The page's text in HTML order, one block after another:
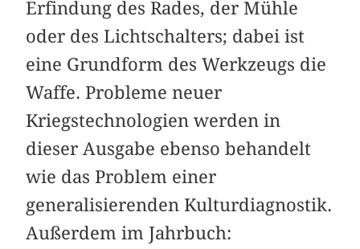
Erfindung des Rades, der Mühle
oder des Lichtschalters; dabei ist
eine Grundform des Werkzeugs die
Waffe. Probleme neuer
Kriegstechnologien werden in
dieser Ausgabe ebenso behandelt
wie das Problem einer
generalisierenden Kulturdiagnostik.
Außerdem im Jahrbuch: